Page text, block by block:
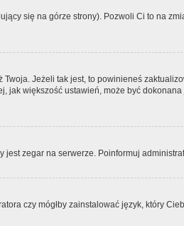
się na górze strony). Pozwoli Ci to na
Jeżeli tak jest, to powinieneś
jak większość ustawień, może być
zegar na serwerze. Poinformuj
czy mógłby zainstalować język, który